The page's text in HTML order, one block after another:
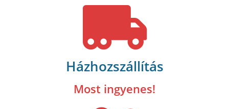
Házhozszállítás
Most ingyenes!